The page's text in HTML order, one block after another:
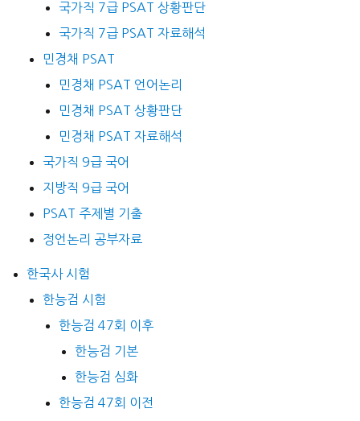
국가직 7급 PSAT 상황판단
국가직 7급 PSAT 자료해석
민경채 PSAT
민경채 PSAT 언어논리
민경채 PSAT 상황판단
민경채 PSAT 자료해석
국가직 9급 국어
지방직 9급 국어
PSAT 주제별 기출
정언논리 공부자료
한국사 시험
한능검 시험
한능검 47회 이후
한능검 기본
한능검 심화
한능검 47회 이전